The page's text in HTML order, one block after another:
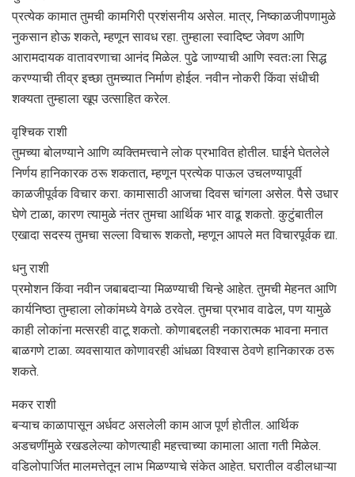
प्रत्येक कामात तुमची कामगिरी प्रशंसनीय असेल. मात्र, निष्काळजीपणामुळे
नुकसान होऊ शकते, म्हणून सावध रहा. तुम्हाला स्वादिष्ट जेवण आणि
आरामदायक वातावरणाचा आनंद मिळेल. पुढे जाण्याची आणि स्वतःला सिद्ध
करण्याची तीव्र इच्छा तुमच्यात निर्माण होईल. नवीन नोकरी किंवा संधीची
शक्यता तुम्हाला खूप उत्साहित करेल.
वृश्चिक राशी
तुमच्या बोलण्याने आणि व्यक्तिमत्त्वाने लोक प्रभावित होतील. घाईने घेतलेले
निर्णय हानिकारक ठरू शकतात, म्हणून प्रत्येक पाऊल उचलण्यापूर्वी
काळजीपूर्वक विचार करा. कामासाठी आजचा दिवस चांगला असेल. पैसे उधार
घेणे टाळा, कारण त्यामुळे नंतर तुमचा आर्थिक भार वाढू शकतो. कुटुंबातील
एखादा सदस्य तुमचा सल्ला विचारू शकतो, म्हणून आपले मत विचारपूर्वक द्या.
धनु राशी
प्रमोशन किंवा नवीन जबाबदाऱ्या मिळण्याची चिन्हे आहेत. तुमची मेहनत आणि
कार्यनिष्ठा तुम्हाला लोकांमध्ये वेगळे ठरवेल. तुमचा प्रभाव वाढेल, पण यामुळे
काही लोकांना मत्सरही वाटू शकतो. कोणाबद्दलही नकारात्मक भावना मनात
बाळगणे टाळा. व्यवसायात कोणावरही आंधळा विश्वास ठेवणे हानिकारक ठरू
शकते.
मकर राशी
बऱ्याच काळापासून अर्धवट असलेली काम आज पूर्ण होतील. आर्थिक
अडचणींमुळे रखडलेल्या कोणत्याही महत्त्वाच्या कामाला आता गती मिळेल.
वडिलोपार्जित मालमत्तेतून लाभ मिळण्याचे संकेत आहेत. घरातील वडीलधाऱ्या